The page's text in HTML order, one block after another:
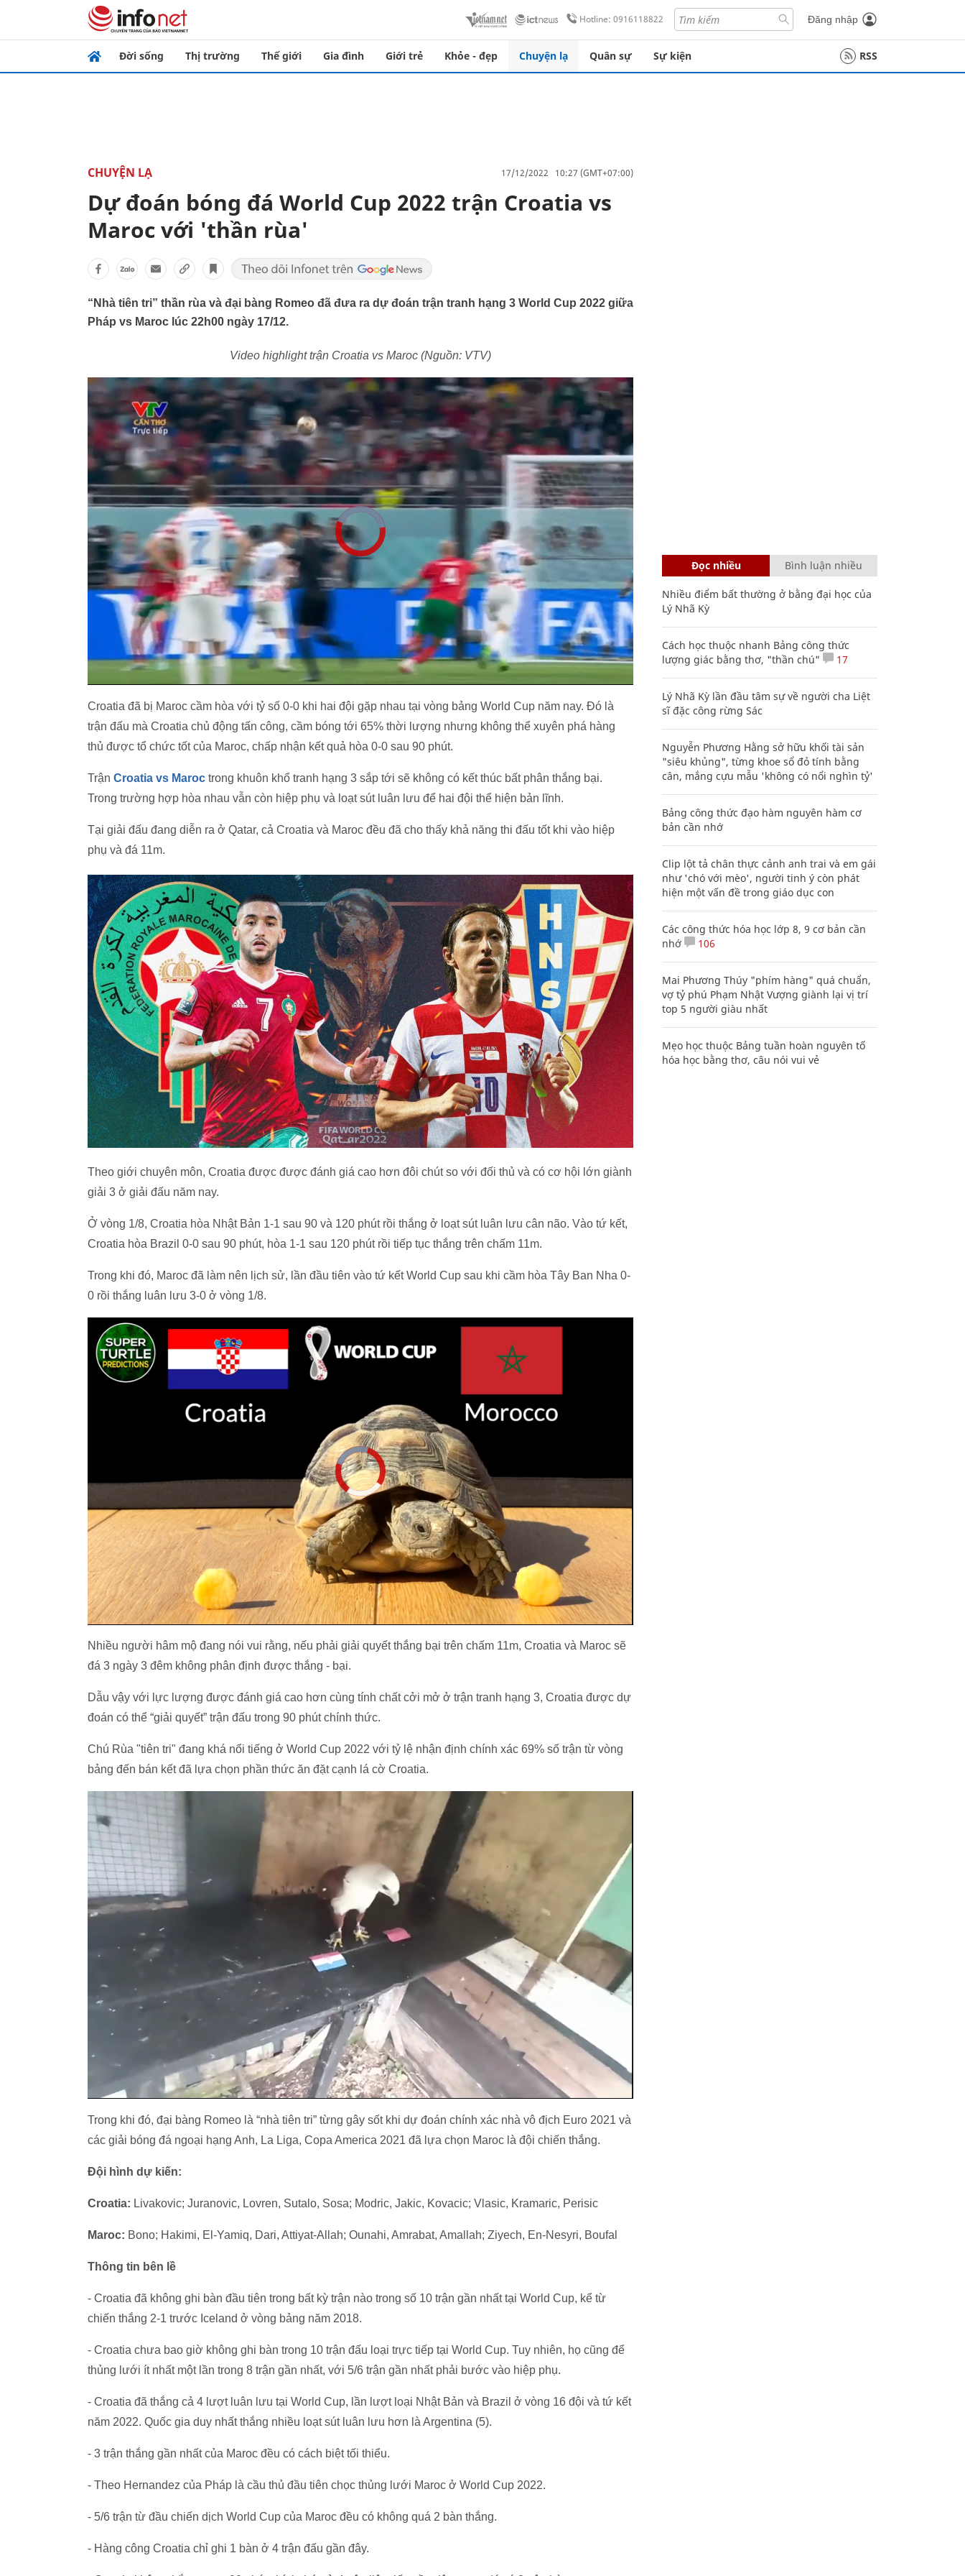
Hotline: 0916118822 Đăng nhập
Đời sống Thị trường Thế giới Gia đình Giới trẻ Khỏe - đẹp Chuyện lạ Quân sự Sự kiện RSS
CHUYỆN LẠ 17/12/2022 10:27 (GMT+07:00)
Dự đoán bóng đá World Cup 2022 trận Croatia vs
Maroc với 'thần rùa'
“Nhà tiên tri” thần rùa và đại bàng Romeo đã đưa ra dự đoán trận tranh hạng 3 World Cup 2022 giữa
Pháp vs Maroc lúc 22h00 ngày 17/12.
Video highlight trận Croatia vs Maroc (Nguồn: VTV)
Croatia đã bị Maroc cầm hòa với tỷ số 0-0 khi hai đội gặp nhau tại vòng bảng World Cup năm nay. Đó là
trận đấu mà Croatia chủ động tấn công, cầm bóng tới 65% thời lượng nhưng không thể xuyên phá hàng
thủ được tổ chức tốt của Maroc, chấp nhận kết quả hòa 0-0 sau 90 phút.
Trận Croatia vs Maroc trong khuôn khổ tranh hạng 3 sắp tới sẽ không có kết thúc bất phân thắng bại.
Trong trường hợp hòa nhau vẫn còn hiệp phụ và loạt sút luân lưu để hai đội thể hiện bản lĩnh.
Tại giải đấu đang diễn ra ở Qatar, cả Croatia và Maroc đều đã cho thấy khả năng thi đấu tốt khi vào hiệp
phụ và đá 11m.
Theo giới chuyên môn, Croatia được được đánh giá cao hơn đôi chút so với đối thủ và có cơ hội lớn giành
giải 3 ở giải đấu năm nay.
Ở vòng 1/8, Croatia hòa Nhật Bản 1-1 sau 90 và 120 phút rồi thắng ở loạt sút luân lưu cân não. Vào tứ kết,
Croatia hòa Brazil 0-0 sau 90 phút, hòa 1-1 sau 120 phút rồi tiếp tục thắng trên chấm 11m.
Trong khi đó, Maroc đã làm nên lịch sử, lần đầu tiên vào tứ kết World Cup sau khi cầm hòa Tây Ban Nha 0-
0 rồi thắng luân lưu 3-0 ở vòng 1/8.
Nhiều người hâm mộ đang nói vui rằng, nếu phải giải quyết thắng bại trên chấm 11m, Croatia và Maroc sẽ
đá 3 ngày 3 đêm không phân định được thắng - bại.
Dẫu vậy với lực lượng được đánh giá cao hơn cùng tính chất cởi mở ở trận tranh hạng 3, Croatia được dự
đoán có thể “giải quyết” trận đấu trong 90 phút chính thức.
Chú Rùa "tiên tri" đang khá nổi tiếng ở World Cup 2022 với tỷ lệ nhận định chính xác 69% số trận từ vòng
bảng đến bán kết đã lựa chọn phần thức ăn đặt cạnh lá cờ Croatia.
Trong khi đó, đại bàng Romeo là “nhà tiên tri” từng gây sốt khi dự đoán chính xác nhà vô địch Euro 2021 và
các giải bóng đá ngoại hạng Anh, La Liga, Copa America 2021 đã lựa chọn Maroc là đội chiến thắng.
Đội hình dự kiến:
Croatia: Livakovic; Juranovic, Lovren, Sutalo, Sosa; Modric, Jakic, Kovacic; Vlasic, Kramaric, Perisic
Maroc: Bono; Hakimi, El-Yamiq, Dari, Attiyat-Allah; Ounahi, Amrabat, Amallah; Ziyech, En-Nesyri, Boufal
Thông tin bên lề
- Croatia đã không ghi bàn đầu tiên trong bất kỳ trận nào trong số 10 trận gần nhất tại World Cup, kể từ
chiến thắng 2-1 trước Iceland ở vòng bảng năm 2018.
- Croatia chưa bao giờ không ghi bàn trong 10 trận đấu loại trực tiếp tại World Cup. Tuy nhiên, họ cũng để
thủng lưới ít nhất một lần trong 8 trận gần nhất, với 5/6 trận gần nhất phải bước vào hiệp phụ.
- Croatia đã thắng cả 4 lượt luân lưu tại World Cup, lần lượt loại Nhật Bản và Brazil ở vòng 16 đội và tứ kết
năm 2022. Quốc gia duy nhất thắng nhiều loạt sút luân lưu hơn là Argentina (5).
- 3 trận thắng gần nhất của Maroc đều có cách biệt tối thiểu.
- Theo Hernandez của Pháp là cầu thủ đầu tiên chọc thủng lưới Maroc ở World Cup 2022.
- 5/6 trận từ đầu chiến dịch World Cup của Maroc đều có không quá 2 bàn thắng.
- Hàng công Croatia chỉ ghi 1 bàn ở 4 trận đấu gần đây.
Đọc nhiều Bình luận nhiều
Nhiều điểm bất thường ở bằng đại học của
Lý Nhã Kỳ
Cách học thuộc nhanh Bảng công thức
lượng giác bằng thơ, "thần chú"
17
Lý Nhã Kỳ lần đầu tâm sự về người cha Liệt
sĩ đặc công rừng Sác
Nguyễn Phương Hằng sở hữu khối tài sản
"siêu khủng", từng khoe sổ đỏ tính bằng
cân, mắng cựu mẫu 'không có nổi nghìn tỷ'
Bảng công thức đạo hàm nguyên hàm cơ
bản cần nhớ
Clip lột tả chân thực cảnh anh trai và em gái
như 'chó với mèo', người tinh ý còn phát
hiện một vấn đề trong giáo dục con
Các công thức hóa học lớp 8, 9 cơ bản cần
nhớ
106
Mai Phương Thúy "phím hàng" quá chuẩn,
vợ tỷ phú Phạm Nhật Vượng giành lại vị trí
top 5 người giàu nhất
Mẹo học thuộc Bảng tuần hoàn nguyên tố
hóa học bằng thơ, câu nói vui vẻ